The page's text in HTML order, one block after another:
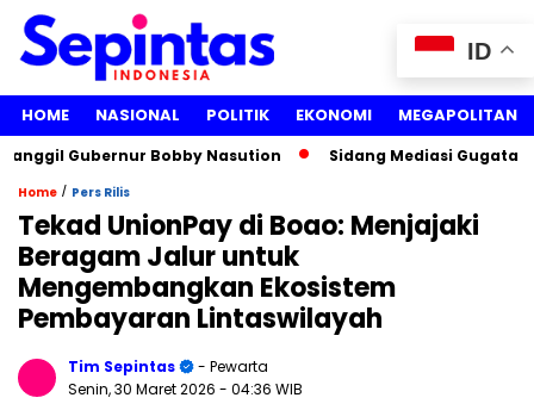
HOME NASIONAL POLITIK EKONOMI MEGAPOLITAN
Gubernur Bobby Nasution Sidang Mediasi Gugatan
Home / Pers Rilis
Tekad UnionPay di Boao: Menjajaki
Beragam Jalur untuk
Mengembangkan Ekosistem
Pembayaran Lintaswilayah
Tim Sepintas
- Pewarta
Senin, 30 Maret 2026 - 04:36 WIB
ID